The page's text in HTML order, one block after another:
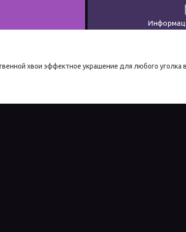
хвои эффектное украшение для любого уголка